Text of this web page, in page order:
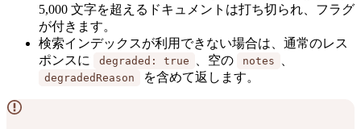
5,000 文字を超えるドキュメントは打ち切られ、フラグ
が付きます。
検索インデックスが利用できない場合は、通常のレス
ポンスに
degraded: true 、空の notes
degradedReason を含めて返します。